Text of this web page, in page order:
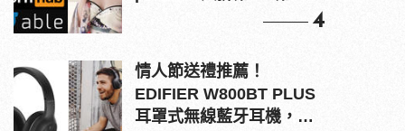
4
情人節送禮推薦！
EDIFIER W800BT PLUS
耳罩式無線藍牙耳機，在